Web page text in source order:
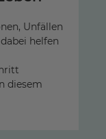
Unfällen
helfen
diesem